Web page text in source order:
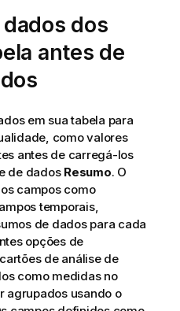
dos
antes de
em sua tabela para
como valores
antes de carregá-los
de dados Resumo. O
campos como
temporais,
de dados para cada
opções de
de análise de
como medidas no
agrupados usando o